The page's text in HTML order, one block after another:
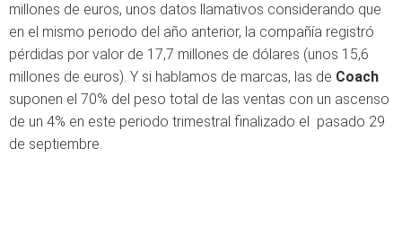
millones de euros, unos datos llamativos considerando que
en el mismo periodo del año anterior, la compañía registró
pérdidas por valor de 17,7 millones de dólares (unos 15,6
millones de euros). Y si hablamos de marcas, las de Coach
suponen el 70% del peso total de las ventas con un ascenso
de un 4% en este periodo trimestral finalizado el pasado 29
de septiembre.